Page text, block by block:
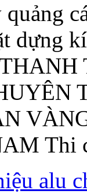
dựng
alu